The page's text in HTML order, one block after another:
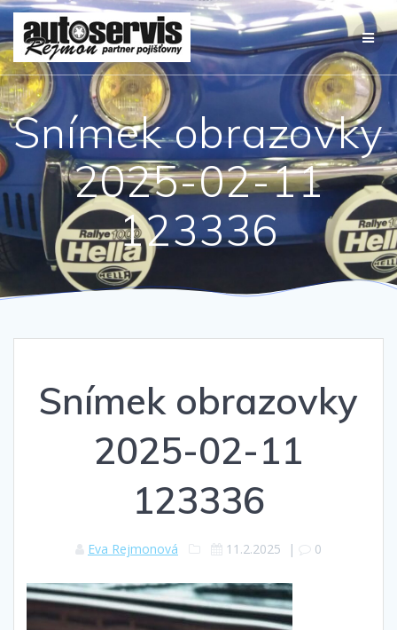
Přeskočit
na
obsah
Snímek obrazovky
2025-02-11
123336
Snímek obrazovky
2025-02-11
123336
Eva Rejmonová 11.2.2025 | 0